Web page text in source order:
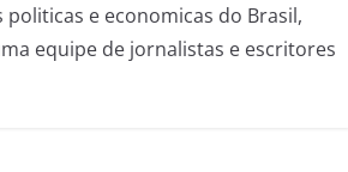
e economicas do Brasil,
equipe de jornalistas e escritores